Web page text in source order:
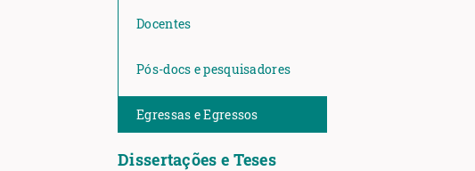
Docentes
Pós-docs e pesquisadores
Egressas e Egressos
Dissertações e Teses